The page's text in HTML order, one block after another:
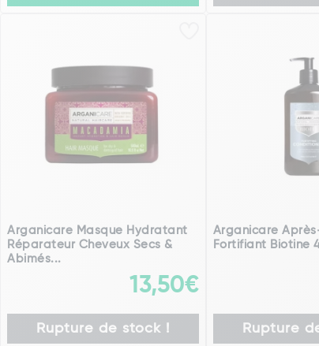
Arganicare Masque Hydratant
Réparateur Cheveux Secs &
Abimés...
13,50€
Rupture de stock !
Arganicare
Fortifiant Biotine
Rupture